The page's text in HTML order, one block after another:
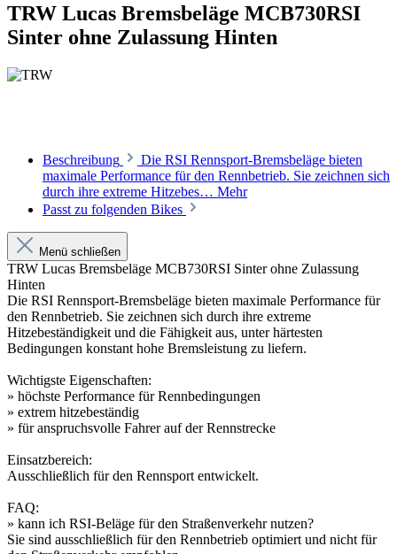
TRW Lucas Bremsbeläge MCB730RSI
Sinter ohne Zulassung Hinten
Beschreibung
Die RSI Rennsport-Bremsbeläge bieten
maximale Performance für den Rennbetrieb. Sie zeichnen sich
durch ihre extreme Hitzebes… Mehr
Passt zu folgenden Bikes
Menü schließen
TRW Lucas Bremsbeläge MCB730RSI Sinter ohne Zulassung
Hinten
Die RSI Rennsport-Bremsbeläge bieten maximale Performance für
den Rennbetrieb. Sie zeichnen sich durch ihre extreme
Hitzebeständigkeit und die Fähigkeit aus, unter härtesten
Bedingungen konstant hohe Bremsleistung zu liefern.
Wichtigste Eigenschaften:
» höchste Performance für Rennbedingungen
» extrem hitzebeständig
» für anspruchsvolle Fahrer auf der Rennstrecke
Einsatzbereich:
Ausschließlich für den Rennsport entwickelt.
FAQ:
» kann ich RSI-Beläge für den Straßenverkehr nutzen?
Sie sind ausschließlich für den Rennbetrieb optimiert und nicht für